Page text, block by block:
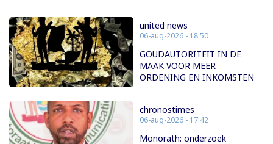
united news
06-aug-2026 - 18:50
GOUDAUTORITEIT IN DE
MAAK VOOR MEER
ORDENING EN INKOMSTEN
chronostimes
06-aug-2026 - 17:42
Monorath: onderzoek